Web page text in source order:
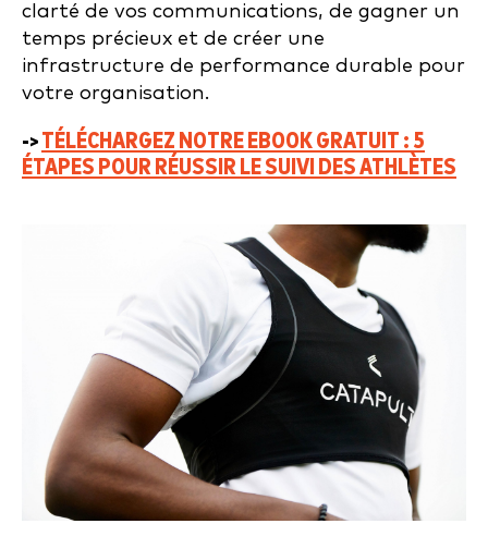
clarté de vos communications, de gagner un
temps précieux et de créer une
infrastructure de performance durable pour
votre organisation.
->TÉLÉCHARGEZ NOTRE EBOOK GRATUIT : 5
ÉTAPES POUR RÉUSSIR LE SUIVI DES ATHLÈTES